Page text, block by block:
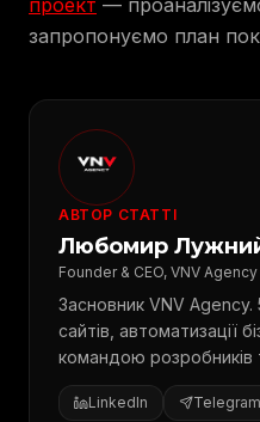
проект —
запропонуємо план
АВТОР СТАТТІ
Любомир
Founder & CEO, VNV Agency
Засновник VNV Agency.
сайтів, автоматизації
командою розробників
LinkedIn Telegram